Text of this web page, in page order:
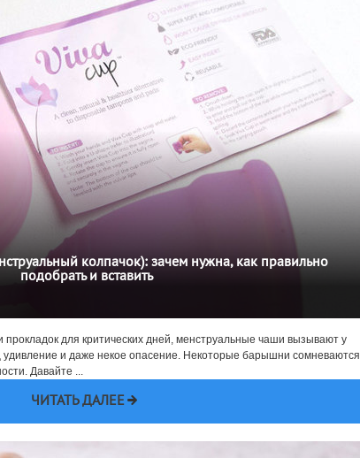
колпачок): зачем нужна, как правильно
подобрать и вставить
для критических дней, менструальные чаши вызывают у
и даже некое опасение. Некоторые барышни сомневаются
Давайте ...
ЧИТАТЬ ДАЛЕЕ